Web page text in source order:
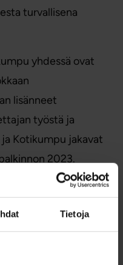
Tietoja
turvallisena
yhdessä ovat
lisänneet
työstä ja
Kotikumpu jakavat
2023.
palveluksessa:
ja Jussila